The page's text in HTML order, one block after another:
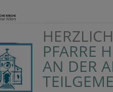
PFARRE
AN DER